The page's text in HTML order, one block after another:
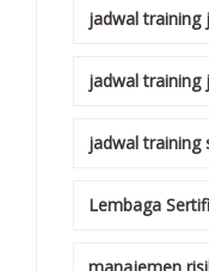
jadwal training
jadwal training
jadwal training
Lembaga